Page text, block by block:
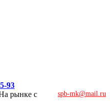
93
spb-mk@mail.ru
рынке с